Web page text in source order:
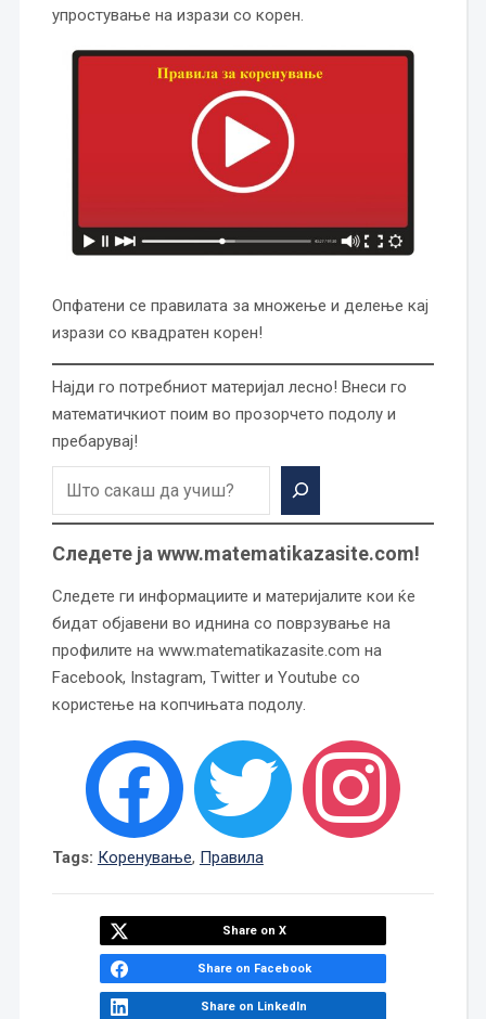
упростување на изрази со корен.
Опфатени се правилата за множење и делење кај
изрази со квадратен корен!
Најди го потребниот материјал лесно! Внеси го
математичкиот поим во прозорчето подолу и
пребарувај!
Следете ја www.matematikazasite.com!
Следете ги информациите и материјалите кои ќе
бидат објавени во иднина со поврзување на
профилите на www.matematikazasite.com на
Facebook, Instagram, Twitter и Youtube со
користење на копчињата подолу.
Tags: Коренување, Правила
Share on X
Share on Facebook
Share on LinkedIn